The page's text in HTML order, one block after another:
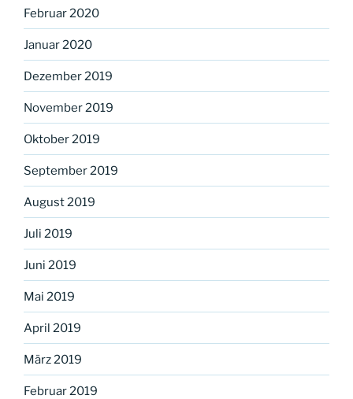
Februar 2020
Januar 2020
Dezember 2019
November 2019
Oktober 2019
September 2019
August 2019
Juli 2019
Juni 2019
Mai 2019
April 2019
März 2019
Februar 2019